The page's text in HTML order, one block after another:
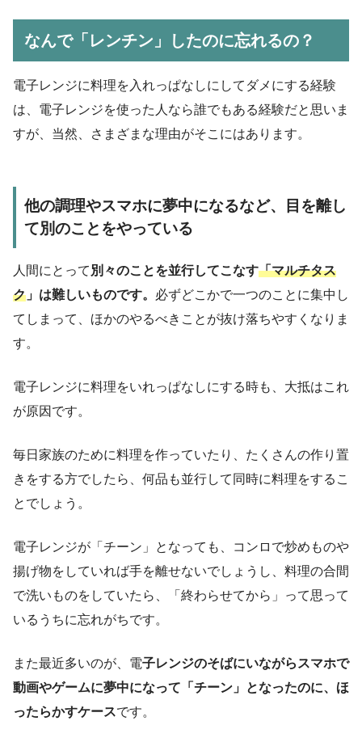
なんで「レンチン」したのに忘れるの？
電子レンジに料理を入れっぱなしにしてダメにする経験
は、電子レンジを使った人なら誰でもある経験だと思いま
すが、当然、さまざまな理由がそこにはあります。
他の調理やスマホに夢中になるなど、目を離し
て別のことをやっている
人間にとって別々のことを並行してこなす「マルチタス
ク 」は難しいものです。 必ずどこかで一つのことに集中し
てしまって、ほかのやるべきことが抜け落ちやすくなりま
す。
電子レンジに料理をいれっぱなしにする時も、大抵はこれ
が原因です。
毎日家族のために料理を作っていたり、たくさんの作り置
きをする方でしたら、何品も並行して同時に料理をするこ
とでしょう。
電子レンジが「チーン」となっても、コンロで炒めものや
揚げ物をしていれば手を離せないでしょうし、料理の合間
で洗いものをしていたら、「終わらせてから」って思って
いるうちに忘れがちです。
また最近多いのが、電子レンジのそばにいながらスマホで
動画やゲームに夢中になって「チーン」となったのに、ほ
ったらかすケースです。